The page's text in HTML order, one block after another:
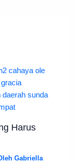
Harus
Gabriella